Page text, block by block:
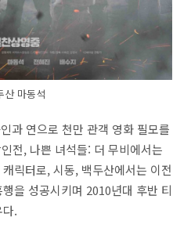
산 마동석
과 연으로 천만 관객 영화 필모를
전, 나쁜 녀석들: 더 무비에서는
릭터로, 시동, 백두산에서는 이전
을 성공시키며 2010년대 후반 티
.